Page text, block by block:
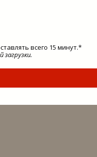
всего 15 минут.*